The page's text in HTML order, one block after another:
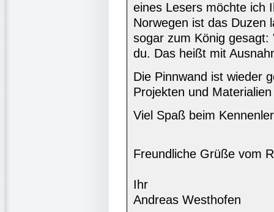
eines Lesers möchte ich
Norwegen ist das Duzen
sogar zum König gesagt:
du. Das heißt mit
Die Pinnwand ist wieder
Projekten und
Viel Spaß beim
Freundliche Grüße vom
Ihr
Andreas Westhofen